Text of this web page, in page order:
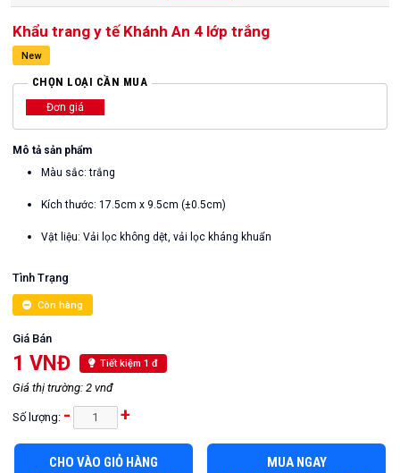
Khẩu trang y tế Khánh An 4 lớp trắng
New
CHỌN LOẠI CẦN MUA
Đơn giá
Mô tả sản phẩm
Màu sắc: trắng
Kích thước: 17.5cm x 9.5cm (±0.5cm)
Vật liệu: Vải lọc không dệt, vải lọc kháng khuẩn
Tình Trạng
Còn hàng
Giá Bán
1 VNĐ Tiết kiệm 1 đ
Giá thị trường: 2 vnđ
Số lượng: - +
CHO VÀO GIỎ HÀNG MUA NGAY